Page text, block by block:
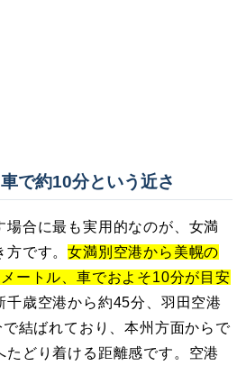
で約10分という近さ
場合に最も実用的なのが、女満
方です。女満別空港から美幌の
ートル、車でおよそ10分が目安
千歳空港から約45分、羽田空港
結ばれており、本州方面からで
たどり着ける距離感です。空港